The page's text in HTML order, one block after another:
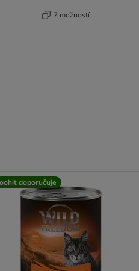
7 možností
doporučuje